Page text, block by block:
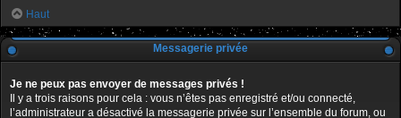
Haut
Messagerie privée
Je ne peux pas envoyer de messages privés !
Il y a trois raisons pour cela : vous n’êtes pas enregistré et/ou connecté,
l’administrateur a désactivé la messagerie privée sur l’ensemble du forum, ou